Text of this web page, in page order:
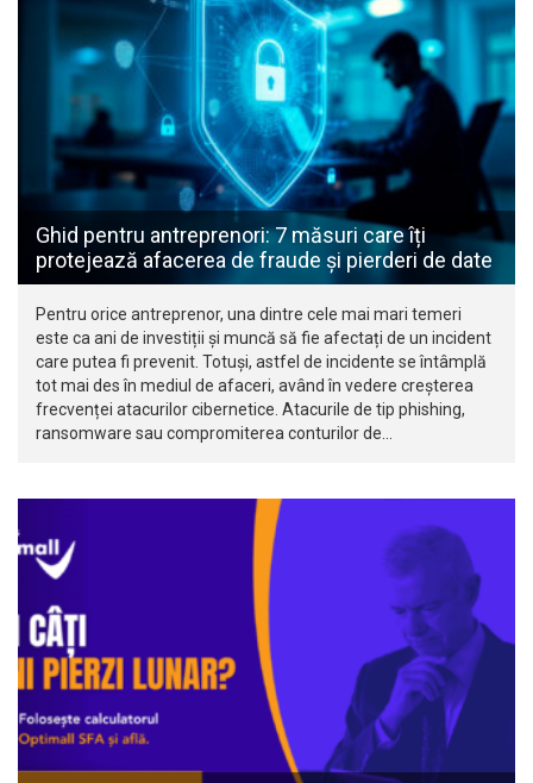
Ghid pentru antreprenori: 7 măsuri care îți
protejează afacerea de fraude și pierderi de date
Pentru orice antreprenor, una dintre cele mai mari temeri
este ca ani de investiții și muncă să fie afectați de un incident
care putea fi prevenit. Totuși, astfel de incidente se întâmplă
tot mai des în mediul de afaceri, având în vedere creșterea
frecvenței atacurilor cibernetice. Atacurile de tip phishing,
ransomware sau compromiterea conturilor de…